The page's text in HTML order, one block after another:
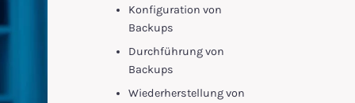
Konfiguration von
Backups
Durchführung von
Backups
Wiederherstellung von